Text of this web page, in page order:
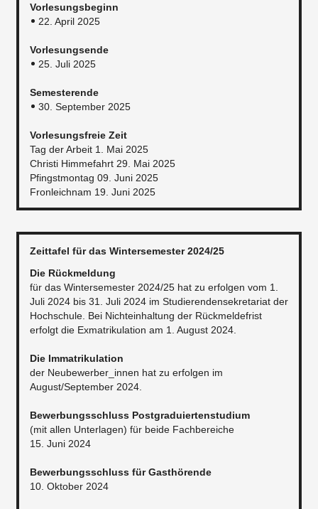
Vorlesungsbeginn
22. April 2025
Vorlesungsende
25. Juli 2025
Semesterende
30. September 2025
Vorlesungsfreie Zeit
Tag der Arbeit 1. Mai 2025
Christi Himmefahrt 29. Mai 2025
Pfingstmontag 09. Juni 2025
Fronleichnam 19. Juni 2025
Zeittafel für das Wintersemester 2024/25
Die Rückmeldung
für das Wintersemester 2024/25 hat zu erfolgen vom 1.
Juli 2024 bis 31. Juli 2024 im Studierendensekretariat der
Hochschule. Bei Nichteinhaltung der Rückmeldefrist
erfolgt die Exmatrikulation am 1. August 2024.
Die Immatrikulation
der Neubewerber_innen hat zu erfolgen im
August/September 2024.
Bewerbungsschluss Postgraduiertenstudium
(mit allen Unterlagen) für beide Fachbereiche
15. Juni 2024
Bewerbungsschluss für Gasthörende
10. Oktober 2024